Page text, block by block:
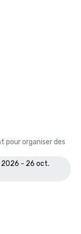
pour organiser des
2026 - 26 oct.